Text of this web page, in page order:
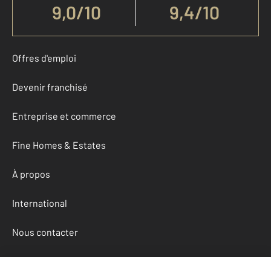
9,0/10 9,4/10
Offres d'emploi
Devenir franchisé
Entreprise et commerce
Fine Homes & Estates
À propos
International
Nous contacter